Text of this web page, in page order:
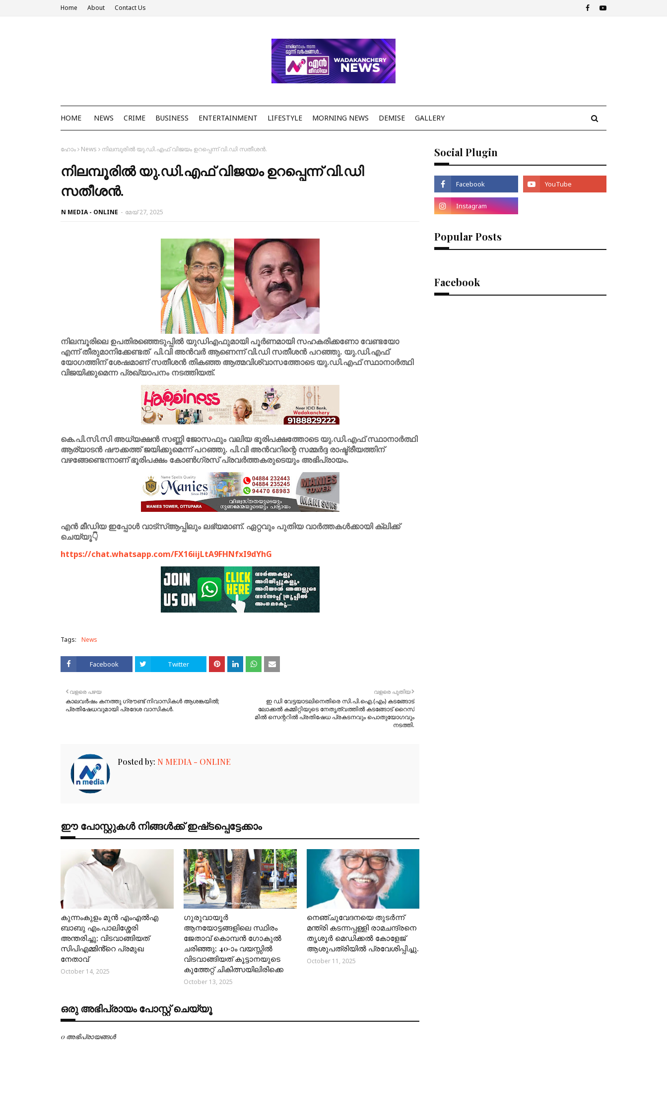
Home About Contact Us
HOME NEWS CRIME BUSINESS ENTERTAINMENT LIFESTYLE MORNING NEWS DEMISE GALLERY
ഹോം News നിലമ്പൂരിൽ യു.ഡി.എഫ് വിജയം ഉറപ്പെന്ന് വി.ഡി സതീശൻ.
നിലമ്പൂരിൽ യു.ഡി.എഫ് വിജയം ഉറപ്പെന്ന് വി.ഡി
സതീശൻ.
N MEDIA - ONLINE - മേയ് 27, 2025
നിലമ്പൂരിലെ ഉപതിരഞ്ഞെടുപ്പിൽ യുഡിഎഫുമായി പൂർണമായി സഹകരിക്കണോ വേണ്ടയോ
എന്ന് തീരുമാനിക്കേണ്ടത് പി.വി അൻവർ ആണെന്ന് വി.ഡി സതീശൻ പറഞ്ഞു. യു.ഡി.എഫ്
യോഗത്തിന് ശേഷമാണ് സതീശൻ തികഞ്ഞ ആത്മവിശ്വാസത്തോടെ യു.ഡി.എഫ് സ്ഥാനാർത്ഥി
വിജയിക്കുമെന്ന പ്രഖ്യാപനം നടത്തിയത്.
കെ.പി.സി.സി അധ്യക്ഷൻ സണ്ണി ജോസഫും വലിയ ഭൂരിപക്ഷത്തോടെ യു.ഡി.എഫ് സ്ഥാനാർത്ഥി
ആര്യാടൻ ഷൗക്കത്ത് ജയിക്കുമെന്ന് പറഞ്ഞു. പി.വി അൻവറിന്റെ സമ്മർദ്ദ രാഷ്ട്രീയത്തിന്
വഴങ്ങേണ്ടെന്നാണ് ഭൂരിപക്ഷം കോൺഗ്രസ് പ്രവർത്തകരുടെയും അഭിപ്രായം.
എൻ മീഡിയ ഇപ്പോൾ വാട്സ്ആപ്പിലും ലഭ്യമാണ്. ഏറ്റവും പുതിയ വാർത്തകൾക്കായി ക്ലിക്ക്
ചെയ്യൂ👇
https://chat.whatsapp.com/FX16iijLtA9FHNfxI9dYhG
Tags: News
Facebook Twitter
വളരെ പുതിയ
ഇ ഡി വേട്ടയാടലിനെതിരെ സി.പി.ഐ.(എം) കടങ്ങോട്
ലോക്കൽ കമ്മിറ്റിയുടെ നേതൃത്വത്തിൽ കടങ്ങോട് റൈസ്
മിൽ സെന്ററിൽ പ്രതിഷേധ പ്രകടനവും പൊതുയോഗവും
നടത്തി.
വളരെ പഴയ
കാലവർഷം കനത്തു ഗ്രൗണ്ട് നിവാസികൾ ആശങ്കയിൽ;
പ്രതിഷേധവുമായി പ്രദേശ വാസികൾ.
Posted by: N MEDIA - ONLINE
ഈ പോസ്റ്റുകൾ നിങ്ങൾക്ക് ഇഷ്‌‌ടപ്പെട്ടേക്കാം
കുന്നംകുളം മുൻ എംഎൽഎ
ബാബു എം.പാലിശ്ശേരി
അന്തരിച്ചു; വിടവാങ്ങിയത്
സിപിഎമ്മിൻ്റെ പ്രമുഖ
നേതാവ്
October 14, 2025
ഗുരുവായൂർ
ആനയോട്ടങ്ങളിലെ സ്ഥിരം
ജേതാവ് കൊമ്പൻ ഗോകുൽ
ചരിഞ്ഞു; 40-ാം വയസ്സിൽ
വിടവാങ്ങിയത് കൂട്ടാനയുടെ
കുത്തേറ്റ് ചികിത്സയിലിരിക്കെ
October 13, 2025
നെഞ്ചുവേദനയെ തുടർന്ന്
മന്ത്രി കടന്നപ്പള്ളി രാമചന്ദ്രനെ
തൃശൂർ മെഡിക്കൽ കോളേജ്
ആശുപത്രിയിൽ പ്രവേശിപ്പിച്ചു.
October 11, 2025
ഒരു അഭിപ്രായം പോസ്റ്റ് ചെയ്യൂ
0 അഭിപ്രായങ്ങള്‍
Social Plugin
Popular Posts
Facebook